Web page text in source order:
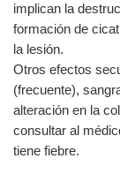
implican la
formación de
la lesión.
Otros efectos
(frecuente),
alteración en la
consultar al
tiene fiebre.